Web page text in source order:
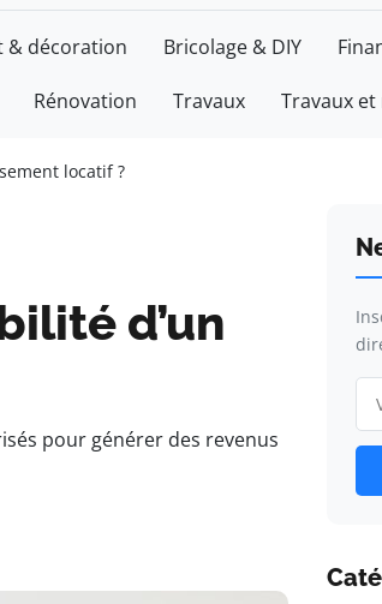
& décoration Bricolage & DIY
Rénovation Travaux Travaux
locatif ?
d’un
pour générer des revenus